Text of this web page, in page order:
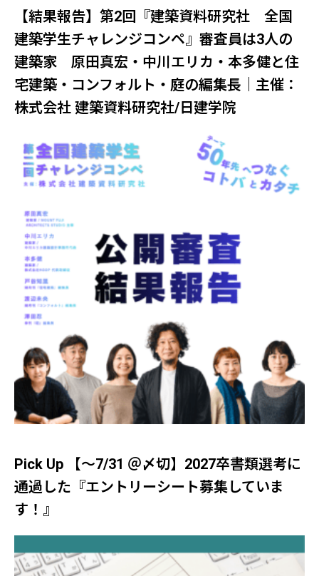
【結果報告】第2回『建築資料研究社 全国
建築学生チャレンジコンペ』審査員は3人の
建築家 原田真宏・中川エリカ・本多健と住
宅建築・コンフォルト・庭の編集長｜主催：
株式会社 建築資料研究社/日建学院
Pick Up 【～7/31 ＠〆切】2027卒書類選考に
通過した『エントリーシート募集していま
す！』